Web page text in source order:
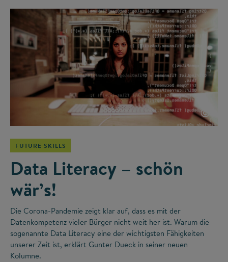
©
FUTURE SKILLS
Data Literacy – schön
wär’s!
Die Corona-Pandemie zeigt klar auf, dass es mit der
Datenkompetenz vieler Bürger nicht weit her ist. Warum die
sogenannte Data Literacy eine der wichtigsten Fähigkeiten
unserer Zeit ist, erklärt Gunter Dueck in seiner neuen
Kolumne.